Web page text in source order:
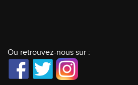
Ou retrouvez-nous sur :